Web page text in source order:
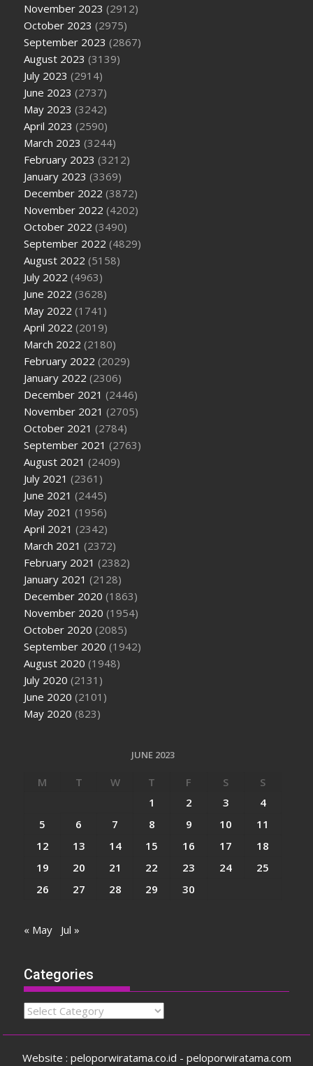
November 2023 (2912)
October 2023 (2975)
September 2023 (2867)
August 2023 (3139)
July 2023 (2914)
June 2023 (2737)
May 2023 (3242)
April 2023 (2590)
March 2023 (3244)
February 2023 (3212)
January 2023 (3369)
December 2022 (3872)
November 2022 (4202)
October 2022 (3490)
September 2022 (4829)
August 2022 (5158)
July 2022 (4963)
June 2022 (3628)
May 2022 (1741)
April 2022 (2019)
March 2022 (2180)
February 2022 (2029)
January 2022 (2306)
December 2021 (2446)
November 2021 (2705)
October 2021 (2784)
September 2021 (2763)
August 2021 (2409)
July 2021 (2361)
June 2021 (2445)
May 2021 (1956)
April 2021 (2342)
March 2021 (2372)
February 2021 (2382)
January 2021 (2128)
December 2020 (1863)
November 2020 (1954)
October 2020 (2085)
September 2020 (1942)
August 2020 (1948)
July 2020 (2131)
June 2020 (2101)
May 2020 (823)
JUNE 2023
M T W T F S
S
1
2 3
4
5
6 7 8 9 10
11
12
13 14 15 16 17
18
19
20 21 22 23 24
25
26
27 28 29 30
« May Jul »
Categories
Categories
Website : peloporwiratama.co.id - peloporwiratama.com